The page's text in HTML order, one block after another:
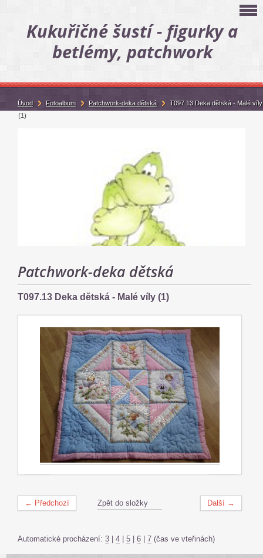
Kukuřičné šustí - figurky a
betlémy, patchwork
Patchwork-deka dětská
T097.13 Deka dětská - Malé víly (1)
← Předchozí Další →
Zpět do složky
Automatické procházení: 3 | 4 | 5 | 6 | 7 (čas ve vteřinách)
Úvod Fotoalbum Patchwork-deka dětská
T097.13 Deka dětská - Malé víly
(1)